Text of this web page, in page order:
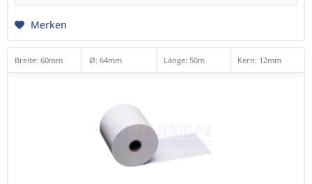
Merken
Breite: 60mm Ø: 64mm Länge: 50m Kern: 12mm